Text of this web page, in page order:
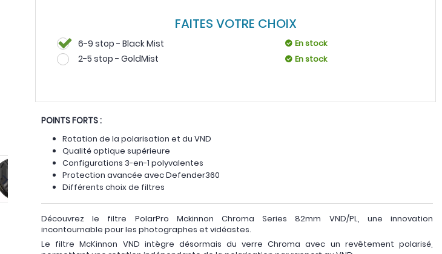
FAITES VOTRE CHOIX
6-9 stop - Black Mist En stock
2-5 stop - GoldMist En stock
POINTS FORTS :
Rotation de la polarisation et du VND
Qualité optique supérieure
Configurations 3-en-1 polyvalentes
Protection avancée avec Defender360
Différents choix de filtres
Découvrez le filtre PolarPro Mckinnon Chroma Series 82mm VND/PL, une innovation
incontournable pour les photographes et vidéastes.
Le filtre McKinnon VND intègre désormais du verre Chroma avec un revêtement polarisé,